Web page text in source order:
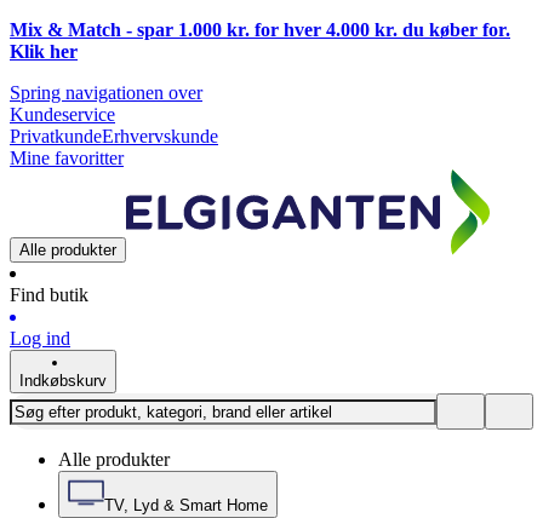
Mix & Match - spar 1.000 kr. for hver 4.000 kr. du køber for.
Klik her
Spring navigationen over
Kundeservice
PrivatkundeErhvervskunde
Mine favoritter
Alle produkter
Find butik
Log ind
Indkøbskurv
Alle produkter
TV, Lyd & Smart Home